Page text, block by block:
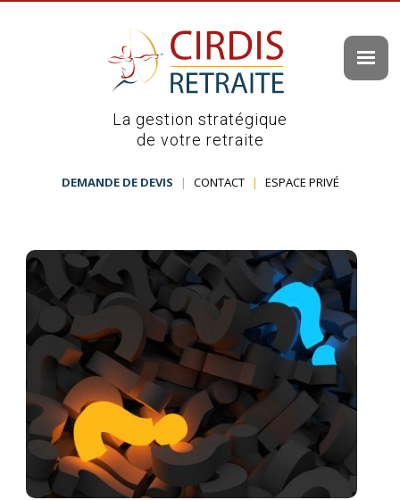
La gestion stratégique
de votre retraite
DEMANDE DE DEVIS | CONTACT | ESPACE PRIVÉ